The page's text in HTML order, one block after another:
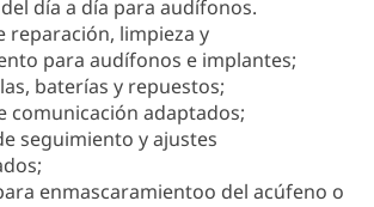
día a día para audífonos.
reparación, limpieza y
para audífonos e implantes;
baterías y repuestos;
comunicación adaptados;
seguimiento y ajustes
enmascaramientoo del acúfeno o